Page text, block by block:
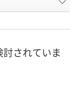
P824440
ついてご連絡
されていま